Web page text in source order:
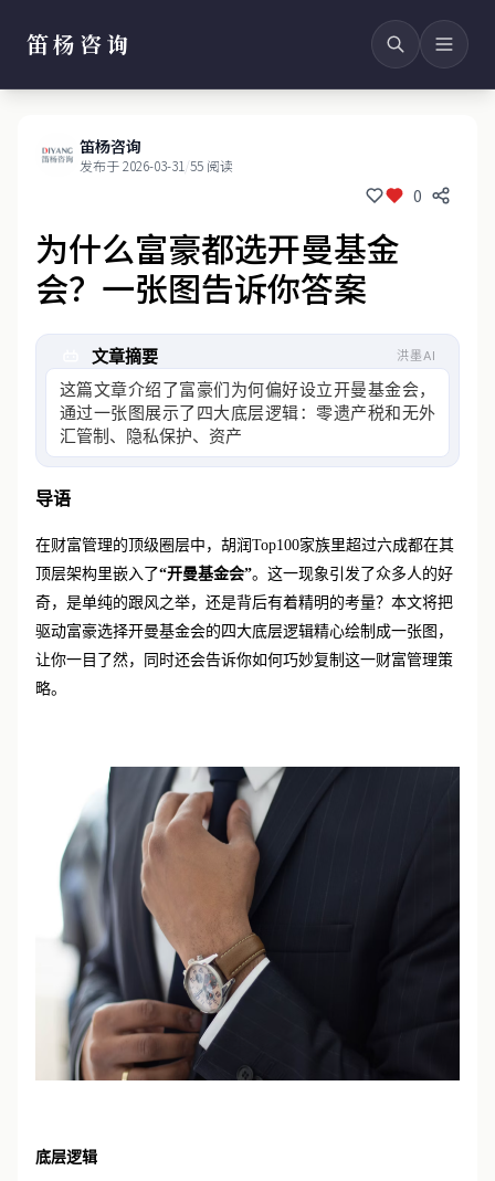
笛杨咨询
笛杨咨询
发布于 2026-03-31/55 阅读
0
为什么富豪都选开曼基金
会？一张图告诉你答案
文章摘要 洪墨AI
这篇文章介绍了富豪们为何偏好设立开曼基金会，
通过一张图展示了四大底层逻辑：零遗产税和无外
汇管制、隐私保护、资产隔离以及可持有高风险
导语
在财富管理的顶级圈层中，胡润Top100家族里超过六成都在其
顶层架构里嵌入了“开曼基金会”。这一现象引发了众多人的好
奇，是单纯的跟风之举，还是背后有着精明的考量？本文将把
驱动富豪选择开曼基金会的四大底层逻辑精心绘制成一张图，
让你一目了然，同时还会告诉你如何巧妙复制这一财富管理策
略。
底层逻辑